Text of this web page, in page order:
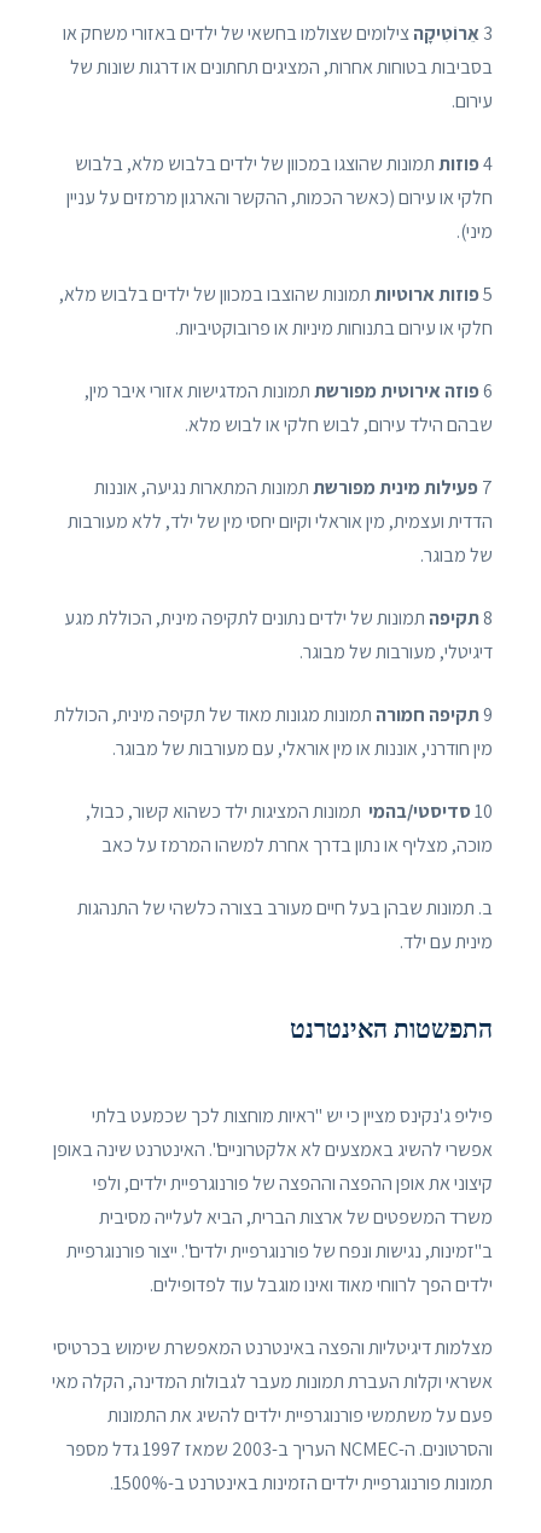
3 אֵרוֹטִיקָהצילומים שצולמו בחשאי של ילדים באזורי משחק או
בסביבות בטוחות אחרות, המציגים תחתונים או דרגות שונות של
עירום.
4פוזותתמונות שהוצגו במכוון של ילדים בלבוש מלא, בלבוש
חלקי או עירום (כאשר הכמות, ההקשר והארגון מרמזים על עניין
מיני).
5פוזות ארוטיותתמונות שהוצבו במכוון של ילדים בלבוש מלא,
חלקי או עירום בתנוחות מיניות או פרובוקטיביות.
6פוזה אירוטית מפורשתתמונות המדגישות אזורי איבר מין,
שבהם הילד עירום, לבוש חלקי או לבוש מלא.
7פעילות מינית מפורשתתמונות המתארות נגיעה, אוננות
הדדית ועצמית, מין אוראלי וקיום יחסי מין של ילד, ללא מעורבות
של מבוגר.
8תקיפה תמונות של ילדים נתונים לתקיפה מינית, הכוללת מגע
דיגיטלי, מעורבות של מבוגר.
9תקיפה חמורה תמונות מגונות מאוד של תקיפה מינית, הכוללת
מין חודרני, אוננות או מין אוראלי, עם מעורבות של מבוגר.
10סדיסטי/בהמי תמונות המציגות ילד כשהוא קשור, כבול,
מוכה, מצליף או נתון בדרך אחרת למשהו המרמז על כאב
ב. תמונות שבהן בעל חיים מעורב בצורה כלשהי של התנהגות
מינית עם ילד.
התפשטות האינטרנט
פיליפ ג'נקינס מציין כי יש "ראיות מוחצות לכך שכמעט בלתי
אפשרי להשיג באמצעים לא אלקטרוניים". האינטרנט שינה באופן
קיצוני את אופן ההפצה וההפצה של פורנוגרפיית ילדים, ולפי
משרד המשפטים של ארצות הברית, הביא לעלייה מסיבית
ב"זמינות, נגישות ונפח של פורנוגרפיית ילדים". ייצור פורנוגרפיית
ילדים הפך לרווחי מאוד ואינו מוגבל עוד לפדופילים.
מצלמות דיגיטליות והפצה באינטרנט המאפשרת שימוש בכרטיסי
אשראי וקלות העברת תמונות מעבר לגבולות המדינה, הקלה מאי
פעם על משתמשי פורנוגרפיית ילדים להשיג את התמונות
והסרטונים. ה-NCMEC העריך ב-2003 שמאז 1997 גדל מספר
תמונות פורנוגרפיית ילדים הזמינות באינטרנט ב-1500%.